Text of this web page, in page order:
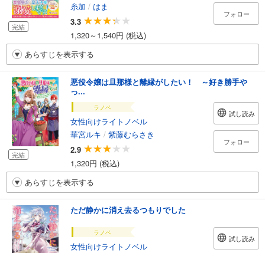
完結
糸加 / はま
3.3
1,320～1,540円 (税込)
フォロー
あらすじを表示する
完結
悪役令嬢は旦那様と離縁がしたい！ ～好き勝手や
っ...
ラノベ
女性向けライトノベル
華宮ルキ / 紫藤むらさき
2.9
1,320円 (税込)
試し読み
フォロー
あらすじを表示する
ただ静かに消え去るつもりでした
ラノベ
女性向けライトノベル
試し読み